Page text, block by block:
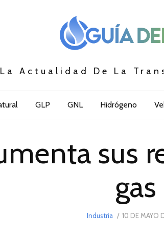
La Actualidad De La
GLP GNL Hidrógeno
sus
gas
Industria
POSTED
10 DE MAYO